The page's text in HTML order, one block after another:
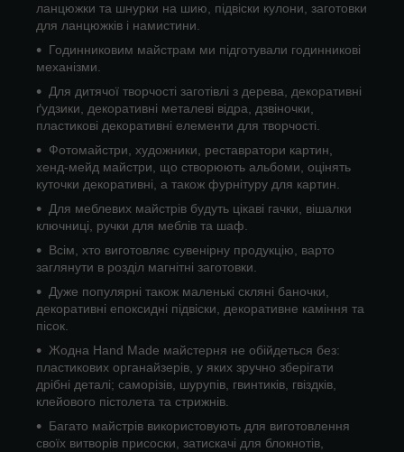
ланцюжки та шнурки на шию, підвіски кулони, заготовки
для ланцюжків і намистини.
Годинниковим майстрам ми підготували годинникові
механізми.
Для дитячої творчості заготівлі з дерева, декоративні
ґудзики, декоративні металеві відра, дзвіночки,
пластикові декоративні елементи для творчості.
Фотомайстри, художники, реставратори картин,
хенд-мейд майстри, що створюють альбоми, оцінять
куточки декоративні, а також фурнітуру для картин.
Для меблевих майстрів будуть цікаві гачки, вішалки
ключниці, ручки для меблів та шаф.
Всім, хто виготовляє сувенірну продукцію, варто
заглянути в розділ магнітні заготовки.
Дуже популярні також маленькі скляні баночки,
декоративні епоксидні підвіски, декоративне каміння та
пісок.
Жодна Hand Made майстерня не обійдеться без:
пластикових органайзерів, у яких зручно зберігати
дрібні деталі; саморізів, шурупів, гвинтиків, гвіздків,
клейового пістолета та стрижнів.
Багато майстрів використовують для виготовлення
своїх витворів присоски, затискачі для блокнотів,